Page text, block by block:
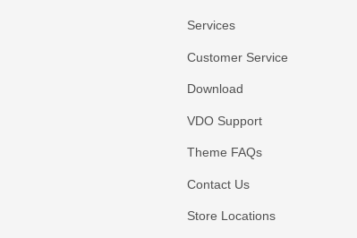
Services
Customer Service
Download
VDO Support
Theme FAQs
Contact Us
Store Locations